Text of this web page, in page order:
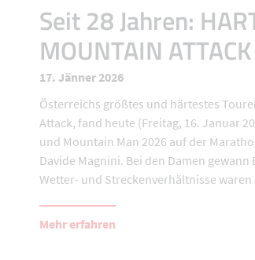
Seit 28 Jahren:
MOUNTAIN ATTACK
17. Jänner 2026
Österreichs größtes und härtestes
Attack, fand heute (Freitag, 16. Januar
und Mountain Man 2026 auf der
Davide Magnini. Bei den Damen gewann
Wetter- und Streckenverhältnisse
Mehr erfahren